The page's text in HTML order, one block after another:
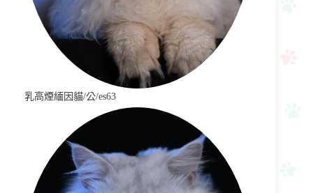
乳高煙緬因貓/公/es63